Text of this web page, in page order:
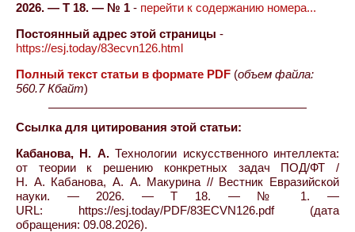
2026. — Т 18. — № 1 - перейти к содержанию номера...
Постоянный адрес этой страницы -
https://esj.today/83ecvn126.html
Полный текст статьи в формате PDF (объем файла:
560.7 Кбайт)
Ссылка для цитирования этой статьи:
Кабанова, Н. А.Технологии искусственного интеллекта:
от теории к решению конкретных задач ПОД/ФТ /
Н. А. Кабанова, А. А. Макурина // Вестник Евразийской
науки. — 2026. — Т 18. — № 1. —
URL: https://esj.today/PDF/83ECVN126.pdf (дата
обращения: 09.08.2026).